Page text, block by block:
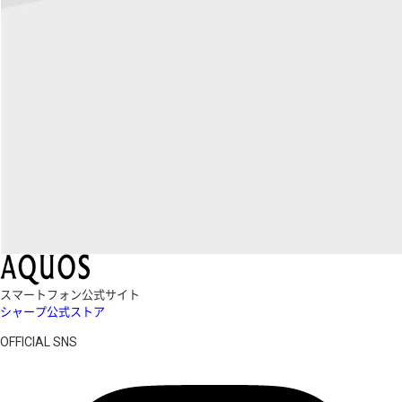
スマートフォン公式サイト
シャープ公式ストア
OFFICIAL SNS